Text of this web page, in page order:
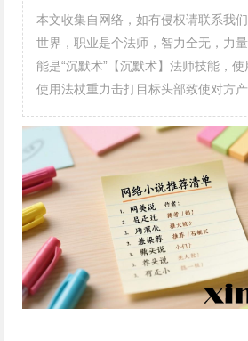
本文收集自网络，如有侵权请联系我
世界，职业是个法师，智力全无，力
能是“沉默术”【沉默术】法师技能，使
使用法杖重力击打目标头部致使对方